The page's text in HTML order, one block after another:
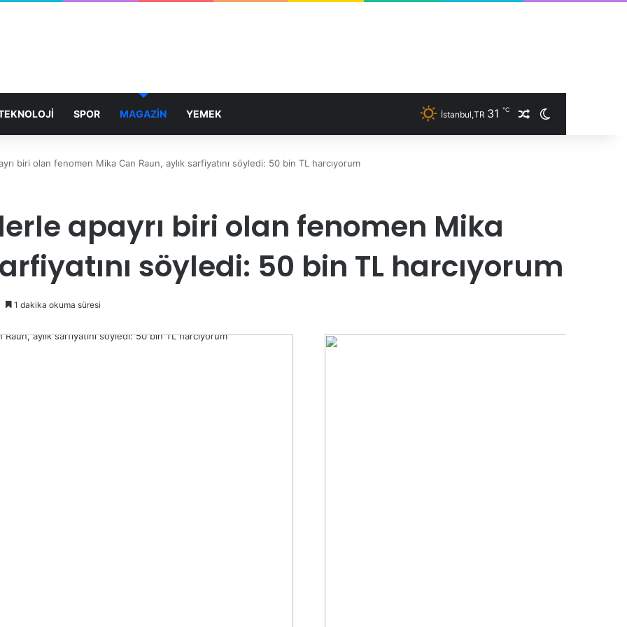
SPOR MAGAZİN YEMEK İstanbul,TR 31 ℃
biri olan fenomen Mika Can Raun, aylık sarfiyatını söyledi: 50 bin TL harcıyorum
apayrı biri olan fenomen Mika
söyledi: 50 bin TL harcıyorum
1 dakika okuma süresi